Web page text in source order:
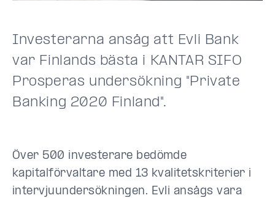
Investerarna ansåg att Evli Bank
var Finlands bästa i KANTAR SIFO
Prosperas undersökning "Private
Banking 2020 Finland".
Över 500 investerare bedömde
kapitalförvaltare med 13 kvalitetskriterier i
intervjuundersökningen. Evli ansågs vara